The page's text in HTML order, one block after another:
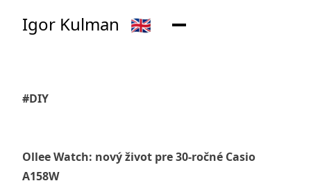
Igor Kulman 🇬🇧
#DIY
Ollee Watch: nový život pre 30-ročné Casio
A158W